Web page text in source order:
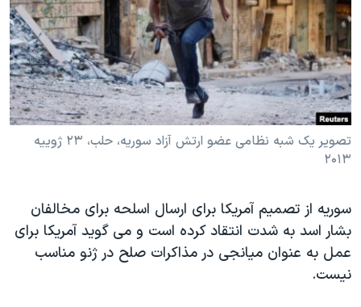
فرهنگ و زندگی
حقوق شهروندی
اقتصادی
علم و فناوری
گالری عکس
مستندها
انتخابات ریاست جمهوری آمریکا ۲۰۲۴
حمله جمهوری اسلامی به اسرائیل
رمز مهسا
اعتراضات زن، زندگی، آزادی
تریبونال مردمی آبان ۹۸
دادگاه حمید نوری
چهل سال گروگان‌گیری
دنبال کنید
زبانهای مختلف
تصویر یک شبه نظامی عضو ارتش آزاد سوریه، حلب، ۲۳ ژوییه
۲۰۱۳
سوریه از تصمیم آمریکا برای ارسال اسلحه برای مخالفان
بشار اسد به شدت انتقاد کرده است و می گوید آمریکا برای
عمل به عنوان میانجی در مذاکرات صلح در ژنو مناسب
نیست.